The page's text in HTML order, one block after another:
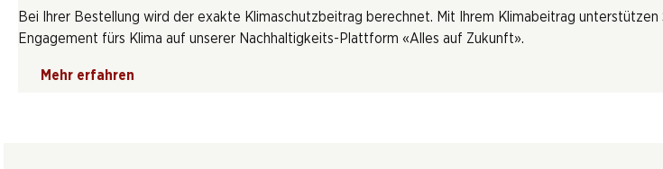
Bei Ihrer Bestellung wird der exakte Klimaschutzbeitrag berechnet. Mit Ihrem Klimabeitrag
Engagement fürs Klima auf unserer Nachhaltigkeits-Plattform «Alles auf Zukunft».
Mehr erfahren